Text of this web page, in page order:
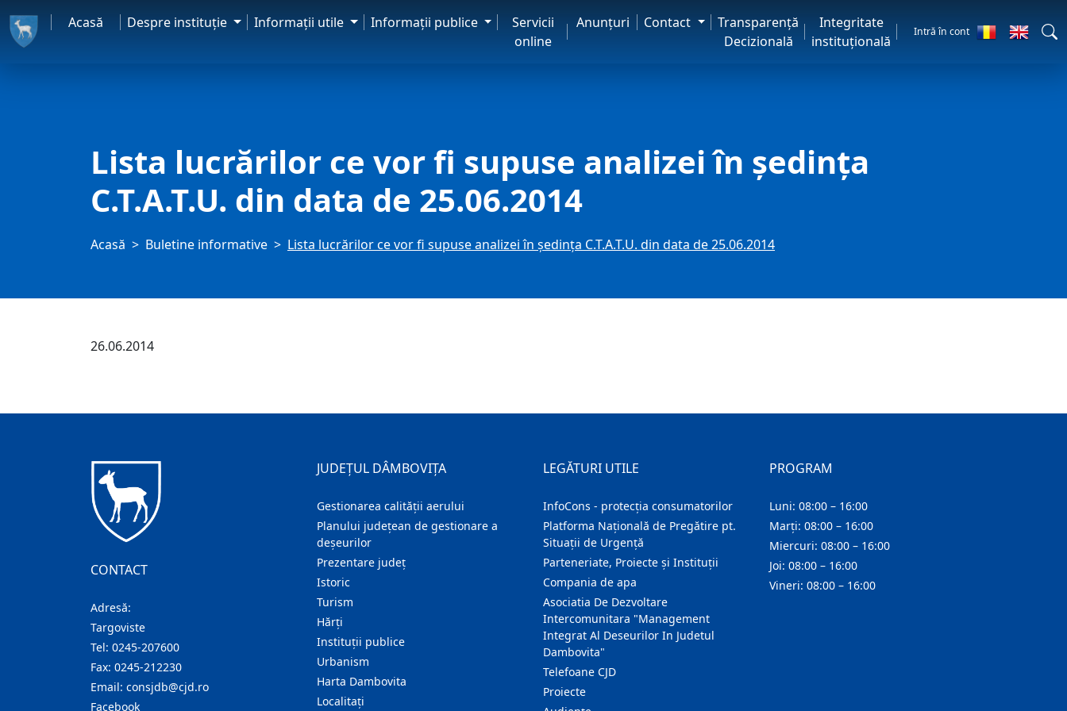
Acasă Despre instituţie Informaţii utile Informaţii publice
Servicii
online
Anunţuri Contact
Transparență
Decizională
Integritate
instituțională
Intră în cont
Lista lucrărilor ce vor fi supuse analizei în ședința
C.T.A.T.U. din data de 25.06.2014
Acasă Buletine informative Lista lucrărilor ce vor fi supuse analizei în ședința C.T.A.T.U. din data de 25.06.2014
26.06.2014
CONTACT
Adresă:
Targoviste
Tel: 0245-207600
Fax: 0245-212230
Email: consjdb@cjd.ro
Facebook
JUDEȚUL DÂMBOVIȚA
Gestionarea calității aerului
Planului județean de gestionare a
deșeurilor
Prezentare judeţ
Istoric
Turism
Hărţi
Instituţii publice
Urbanism
Harta Dambovita
Localitaţi
LEGĂTURI UTILE
InfoCons - protecția consumatorilor
Platforma Națională de Pregătire pt.
Situații de Urgență
Parteneriate, Proiecte și Instituții
Compania de apa
Asociatia De Dezvoltare
Intercomunitara "Management
Integrat Al Deseurilor In Judetul
Dambovita"
Telefoane CJD
Proiecte
PROGRAM
Luni: 08:00 – 16:00
Marți: 08:00 – 16:00
Miercuri: 08:00 – 16:00
Joi: 08:00 – 16:00
Vineri: 08:00 – 16:00